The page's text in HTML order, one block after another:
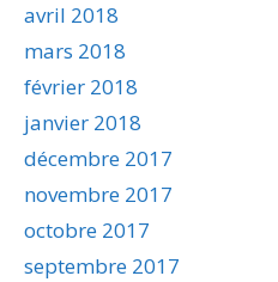
avril 2018
mars 2018
février 2018
janvier 2018
décembre 2017
novembre 2017
octobre 2017
septembre 2017